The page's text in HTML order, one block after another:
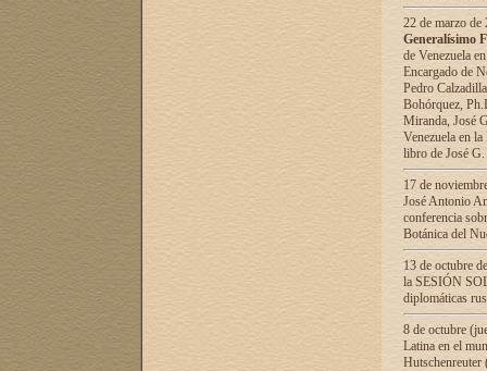
22 de marzo
Generalísimo
de Venezuela
Encargado de
Pedro
Bohórquez,
Miranda, José
Venezuela en
libro de José
17 de
José Antonio
conferencia
Botánica del
13 de octubre
la SESIÓN
diplomáticas
8 de octubre
Latina en el